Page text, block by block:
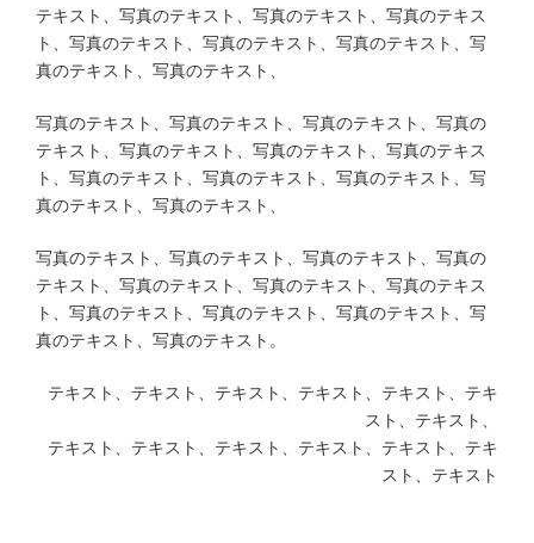
テキスト、写真のテキスト、写真のテキスト、写真のテキス
ト、写真のテキスト、写真のテキスト、写真のテキスト、写
真のテキスト、写真のテキスト、
写真のテキスト、写真のテキスト、写真のテキスト、写真の
テキスト、写真のテキスト、写真のテキスト、写真のテキス
ト、写真のテキスト、写真のテキスト、写真のテキスト、写
真のテキスト、写真のテキスト、
写真のテキスト、写真のテキスト、写真のテキスト、写真の
テキスト、写真のテキスト、写真のテキスト、写真のテキス
ト、写真のテキスト、写真のテキスト、写真のテキスト、写
真のテキスト、写真のテキスト。
テキスト、テキスト、テキスト、テキスト、テキスト、テキ
スト、テキスト、
テキスト、テキスト、テキスト、テキスト、テキスト、テキ
スト、テキスト